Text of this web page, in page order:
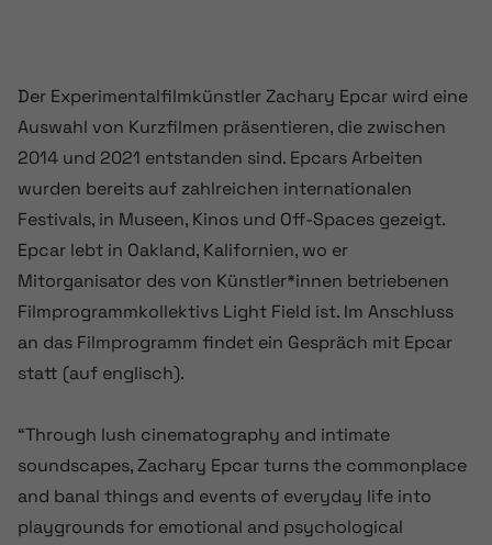
Der Experimentalfilmkünstler Zachary Epcar wird eine
Auswahl von Kurzfilmen präsentieren, die zwischen
2014 und 2021 entstanden sind. Epcars Arbeiten
wurden bereits auf zahlreichen internationalen
Festivals, in Museen, Kinos und Off-Spaces gezeigt.
Epcar lebt in Oakland, Kalifornien, wo er
Mitorganisator des von Künstler*innen betriebenen
Filmprogrammkollektivs Light Field ist. Im Anschluss
an das Filmprogramm findet ein Gespräch mit Epcar
statt (auf englisch).
“Through lush cinematography and intimate
soundscapes, Zachary Epcar turns the commonplace
and banal things and events of everyday life into
playgrounds for emotional and psychological